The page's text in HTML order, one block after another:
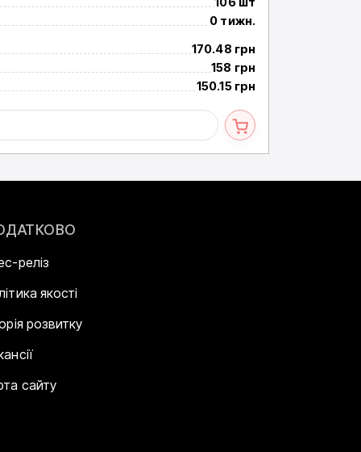
0 тижн.
170.48 грн
158 грн
150.15 грн
реліз
якості
розвитку
сайту